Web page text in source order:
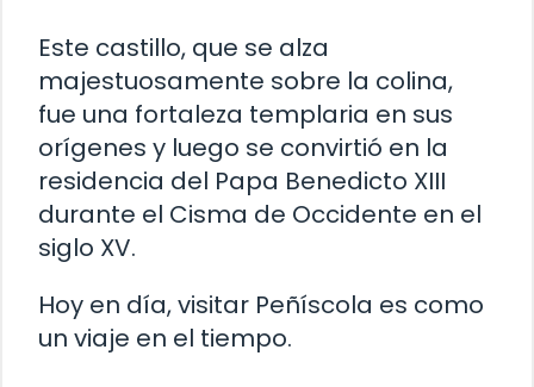
Este castillo, que se alza
majestuosamente sobre la colina,
fue una fortaleza templaria en sus
orígenes y luego se convirtió en la
residencia del Papa Benedicto XIII
durante el Cisma de Occidente en el
siglo XV.
Hoy en día, visitar Peñíscola es como
un viaje en el tiempo.